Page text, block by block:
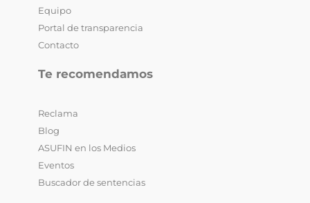
Equipo
Portal de transparencia
Contacto
Te recomendamos
Reclama
Blog
ASUFIN en los Medios
Eventos
Buscador de sentencias